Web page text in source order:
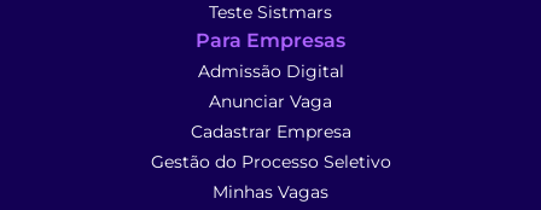
Teste Sistmars
Para Empresas
Admissão Digital
Anunciar Vaga
Cadastrar Empresa
Gestão do Processo Seletivo
Minhas Vagas